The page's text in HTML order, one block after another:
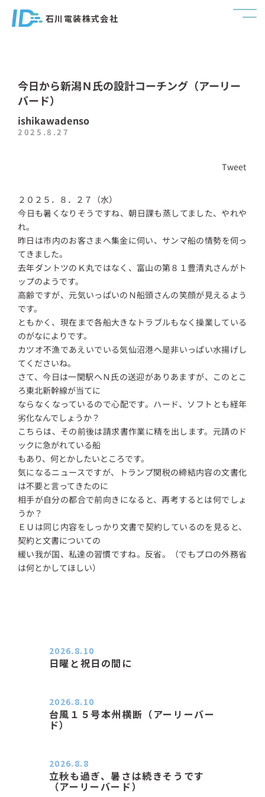
石川電装株式会社
今日から新潟Ｎ氏の設計コーチング（アーリー
バード）
ishikawadenso
2025.8.27
Tweet
２０２５．８．２７（水）
今日も暑くなりそうですね、朝日課も蒸してました、やれや
れ。
昨日は市内のお客さまへ集金に伺い、サンマ船の情勢を伺っ
てきました。
去年ダントツのＫ丸ではなく、富山の第８１豊清丸さんがト
ップのようです。
高齢ですが、元気いっぱいのＮ船頭さんの笑顔が見えるよう
です。
ともかく、現在まで各船大きなトラブルもなく操業している
のがなによりです。
カツオ不漁であえいでいる気仙沼港へ是非いっぱい水揚げし
てくださいね。
さて、今日は一関駅へＮ氏の送迎がありあますが、このとこ
ろ東北新幹線が当てに
ならなくなっているので心配です。ハード、ソフトとも経年
劣化なんでしょうか？
こちらは、その前後は請求書作業に精を出します。元請のド
ックに急がれている船
もあり、何とかしたいところです。
気になるニュースですが、トランプ関税の締結内容の文書化
は不要と言ってきたのに
相手が自分の都合で前向きになると、再考するとは何でしょ
うか？
ＥＵは同じ内容をしっかり文書で契約しているのを見ると、
契約と文書についての
緩い我が国、私達の習慣ですね。反省。（でもプロの外務省
は何とかしてほしい）
日曜と祝日の間に
2026.8.10
台風１５号本州横断（アーリーバー
ド）
2026.8.10
立秋も過ぎ、暑さは続きそうです
（アーリーバード）
2026.8.8